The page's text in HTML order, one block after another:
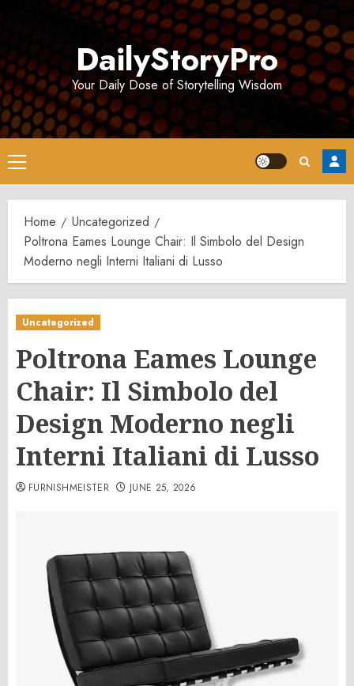
DailyStoryPro
Your Daily Dose of Storytelling Wisdom
Primary
Menu
Home
Uncategorized
Poltrona Eames Lounge Chair: Il Simbolo del Design
Moderno negli Interni Italiani di Lusso
Uncategorized
Poltrona Eames Lounge
Chair: Il Simbolo del
Design Moderno negli
Interni Italiani di Lusso
FURNISHMEISTER JUNE 25, 2026